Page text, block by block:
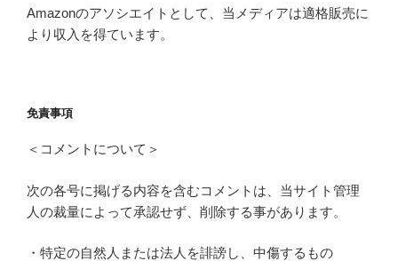
Amazonのアソシエイトとして、当メディアは適格販売に
より収入を得ています。
免責事項
＜コメントについて＞
次の各号に掲げる内容を含むコメントは、当サイト管理
人の裁量によって承認せず、削除する事があります。
・特定の自然人または法人を誹謗し、中傷するもの